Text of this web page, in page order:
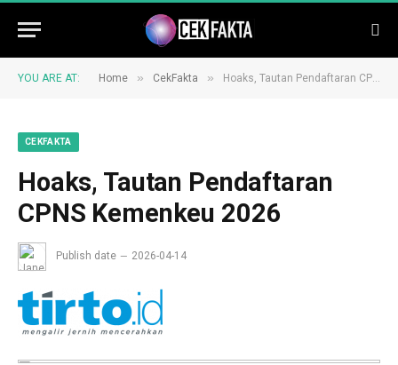
YOU ARE AT: Home » CekFakta » Hoaks, Tautan Pendaftaran CPNS Kemenkeu 2026
CEKFAKTA
Hoaks, Tautan Pendaftaran
CPNS Kemenkeu 2026
Publish date 2026-04-14